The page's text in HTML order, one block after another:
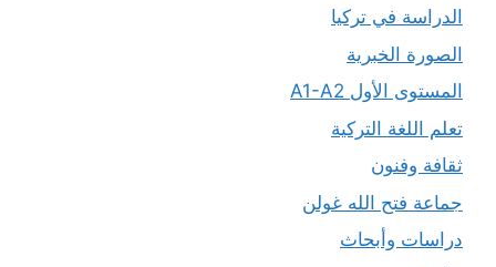
الدراسة في تركيا
الصورة الخبرية
المستوى الأول A1-A2
تعلم اللغة التركية
ثقافة وفنون
جماعة فتح الله غولن
دراسات وأبحاث